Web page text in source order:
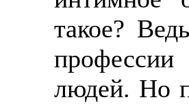
такое?
людей. Но